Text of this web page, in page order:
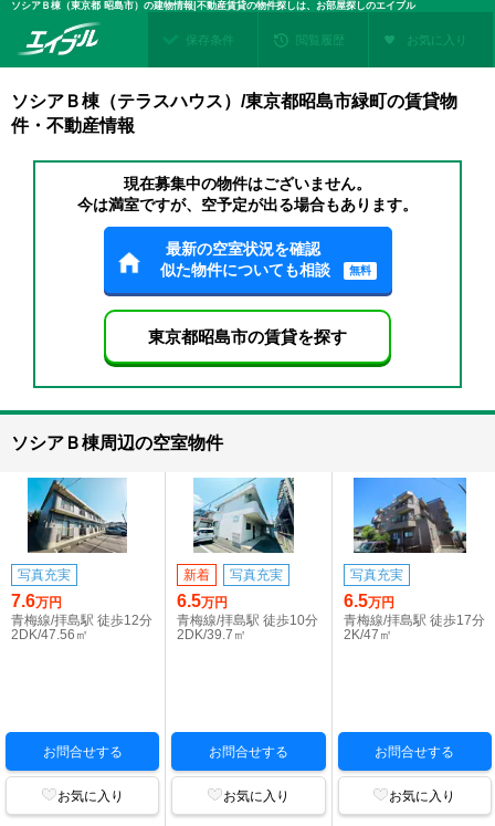
ソシアＢ棟（東京都 昭島市）の建物情報|不動産賃貸の物件探しは、お部屋探しのエイブル
保存条件 閲覧履歴 お気に入り
ソシアＢ棟（テラスハウス）/東京都昭島市緑町の賃貸物
件・不動産情報
現在募集中の物件はございません。
今は満室ですが、空予定が出る場合もあります。
最新の空室状況を確認
似た物件についても相談
無料
東京都昭島市の賃貸を探す
ソシアＢ棟周辺の空室物件
写真充実
7.6万円
青梅線/拝島駅 徒歩12分
2DK/47.56㎡
お問合せする
お気に入り
新着 写真充実
6.5万円
青梅線/拝島駅 徒歩10分
2DK/39.7㎡
お問合せする
お気に入り
写真充実
6.5万円
青梅線/拝島駅 徒歩17分
2K/47㎡
お問合せする
お気に入り